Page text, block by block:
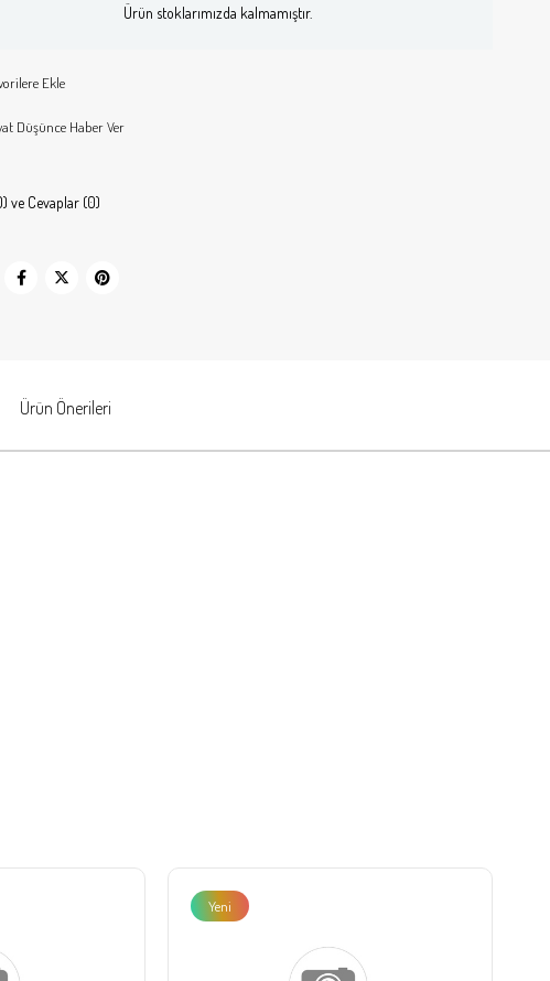
Ürün stoklarımızda kalmamıştır.
Ekle
Düşünce Haber Ver
ve Cevaplar (0)
Ürün Önerileri
Yeni